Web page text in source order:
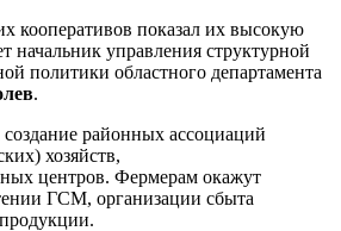
кооперативов показал их высокую
начальник управления структурной
политики областного департамента
.
районных ассоциаций
хозяйств,
центров. Фермерам окажут
ГСМ, организации сбыта